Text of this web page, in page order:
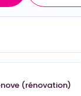
(rénovation)